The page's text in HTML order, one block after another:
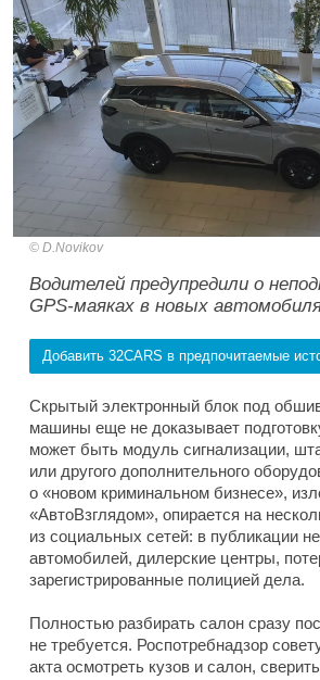
D.Novikov
Водителей предупредили о
GPS-маяках в новых
Добавить 32CARS в предпочитаемые
Скрытый электронный блок под
машины еще не доказывает
может быть модуль сигнализации,
или другого дополнительного
о «новом криминальном бизнесе»,
«АвтоВзглядом», опирается на
из социальных сетей: в публикации
автомобилей, дилерские центры,
зарегистрированные полицией дела.
Полностью разбирать салон сразу
не требуется. Роспотребнадзор
акта осмотреть кузов и салон,